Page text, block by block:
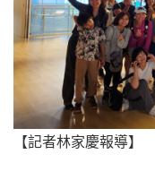
【記者林家慶報導】